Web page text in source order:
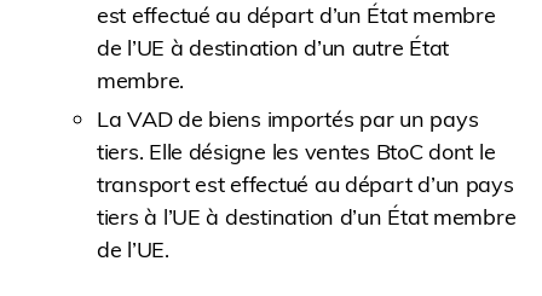
est effectué au départ d’un État membre
de l’UE à destination d’un autre État
membre.
La VAD de biens importés par un pays
tiers. Elle désigne les ventes BtoC dont le
transport est effectué au départ d’un pays
tiers à l’UE à destination d’un État membre
de l’UE.